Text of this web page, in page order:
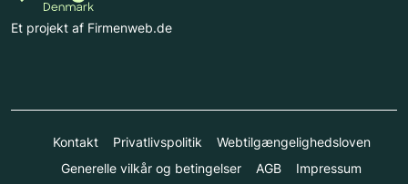
Et projekt af Firmenweb.de
Kontakt Privatlivspolitik
Webtilgængelighedsloven
Generelle vilkår og betingelser
AGB Impressum